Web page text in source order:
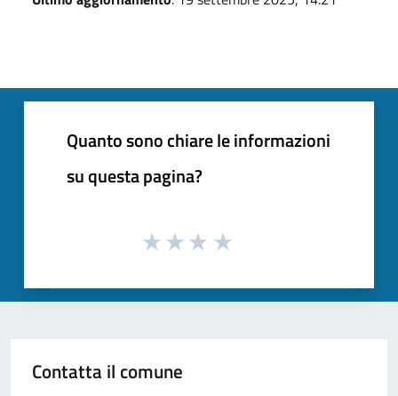
Quanto sono chiare le informazioni
su questa pagina?
Contatta il comune